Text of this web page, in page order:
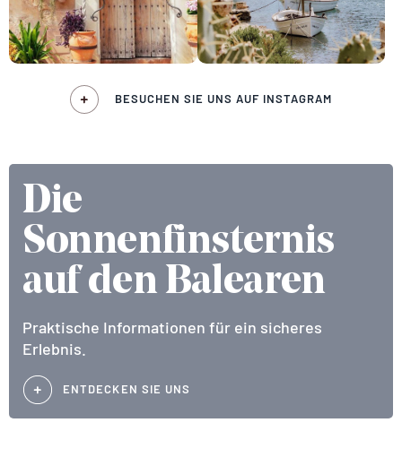
BESUCHEN SIE UNS AUF INSTAGRAM
Die
Sonnenfinsternis
auf den Balearen
Praktische Informationen für ein sicheres
Erlebnis.
ENTDECKEN SIE UNS